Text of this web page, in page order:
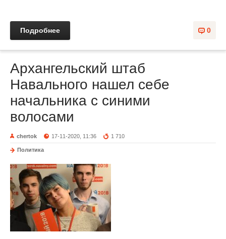
0
Подробнее
Архангельский штаб
Навального нашел себе
начальника с синими
волосами
chertok 17-11-2020, 11:36 1 710
Политика